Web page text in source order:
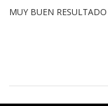
MUY BUEN